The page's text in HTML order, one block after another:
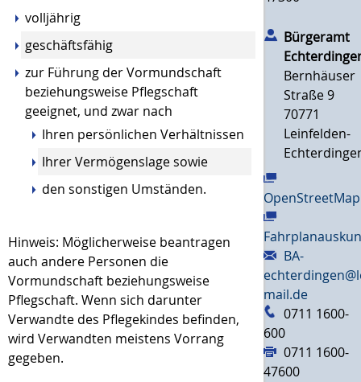
volljährig
geschäftsfähig
zur Führung der Vormundschaft
beziehungsweise Pflegschaft
geeignet, und zwar nach
Ihren persönlichen Verhältnissen
Ihrer Vermögenslage sowie
den sonstigen Umständen.
Hinweis: Möglicherweise beantragen
auch andere Personen die
Vormundschaft beziehungsweise
Pflegschaft. Wenn sich darunter
Verwandte des Pflegekindes befinden,
wird Verwandten meistens Vorrang
gegeben.
Bürgeramt
Bernhäuser
Straße 9
70771
Leinfelden-
OpenStreetMap
BA-
mail.de
0711 1600-
600
0711 1600-
47600